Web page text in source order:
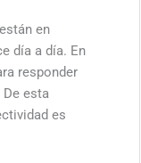
en
día a día. En
responder
esta
es